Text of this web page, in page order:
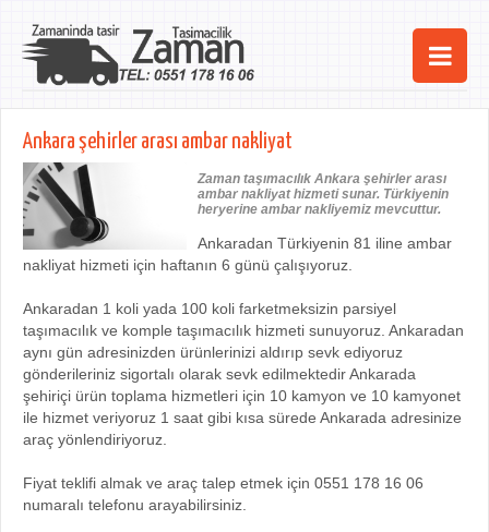
Ana Sayfa
Hizmetlerimiz
Kurumsal
iletişim
Ankara şehirler arası ambar nakliyat
Zaman taşımacılık Ankara şehirler arası
ambar nakliyat hizmeti sunar. Türkiyenin
heryerine ambar nakliyemiz mevcuttur.
Ankaradan Türkiyenin 81 iline ambar
nakliyat hizmeti için haftanın 6 günü çalışıyoruz.
Ankaradan 1 koli yada 100 koli farketmeksizin parsiyel
taşımacılık ve komple taşımacılık hizmeti sunuyoruz. Ankaradan
aynı gün adresinizden ürünlerinizi aldırıp sevk ediyoruz
gönderileriniz sigortalı olarak sevk edilmektedir Ankarada
şehiriçi ürün toplama hizmetleri için 10 kamyon ve 10 kamyonet
ile hizmet veriyoruz 1 saat gibi kısa sürede Ankarada adresinize
araç yönlendiriyoruz.
Fiyat teklifi almak ve araç talep etmek için 0551 178 16 06
numaralı telefonu arayabilirsiniz.